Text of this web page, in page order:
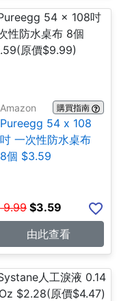
Amazon 購買指南
Pureegg 54 x 108
吋 一次性防水桌布
8個 $3.59
9.99 $3.59
由此查看